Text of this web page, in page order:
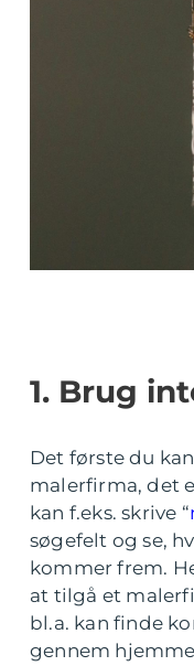
1. Brug
Det første du
malerfirma, det
kan f.eks. skrive “
søgefelt og se,
kommer frem.
at tilgå et
bl.a. kan finde
gennem